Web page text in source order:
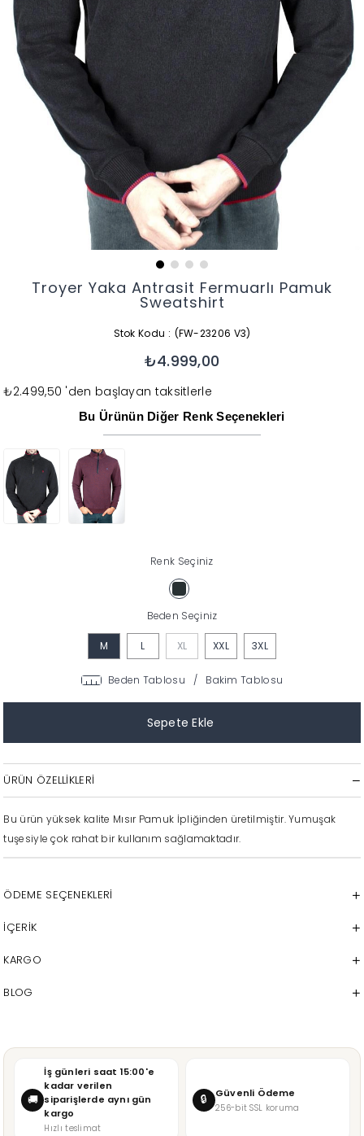
Troyer Yaka Antrasit Fermuarlı Pamuk
Sweatshirt
Stok Kodu (FW-23206 V3)
₺4.999,00
₺2.499,50 'den başlayan taksitlerle
Bu Ürünün Diğer Renk Seçenekleri
Renk Seçiniz
Beden Seçiniz
M L XL XXL 3XL
Beden Tablosu / Bakim Tablosu
ÜRÜN ÖZELLIKLERI
Bu ürün yüksek kalite Mısır Pamuk İpliğinden üretilmiştir. Yumuşak
tuşesiyle çok rahat bir kullanım sağlamaktadır.
ÖDEME SEÇENEKLERI
İÇERİK
KARGO
BLOG
🚚
İş günleri saat 15:00'e
kadar verilen
siparişlerde aynı gün
kargo
Hızlı teslimat
🔒 Güvenli Ödeme
256-bit SSL koruma